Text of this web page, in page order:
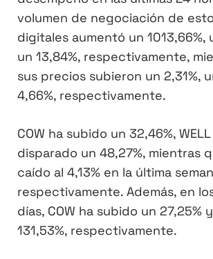
volumen de negociación de
digitales aumentó un 1013,66%,
un 13,84%, respectivamente,
sus precios subieron un 2,31%,
4,66%, respectivamente.
COW ha subido un 32,46%,
disparado un 48,27%, mientras
caído al 4,13% en la última
respectivamente. Además, en
días, COW ha subido un 27,25%
131,53%, respectivamente.